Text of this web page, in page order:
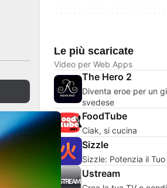
Le più scaricate
Video per Web Apps
The Hero 2
Diventa eroe per un
svedese
FoodTube
Ciak, si cucina
Sizzle
Sizzle: Potenzia il
Ustream